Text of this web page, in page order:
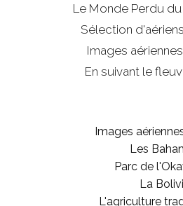
Le Monde Perdu
Sélection
Images
En suivant le
Images
Les
Parc de
La
L'agriculture